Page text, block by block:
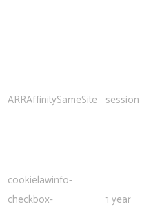
ARRAffinitySameSite session
cookielawinfo-
checkbox-
1 year